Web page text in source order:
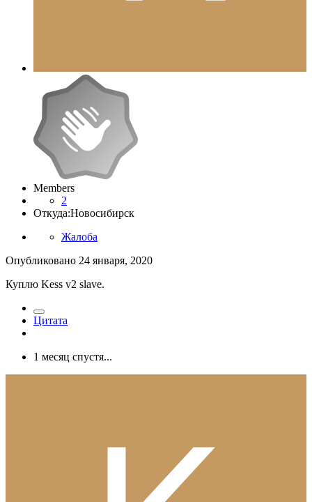
Members
2
Откуда:Новосибирск
Жалоба
Опубликовано 24 января, 2020
Куплю Kess v2 slave.
Цитата
1 месяц спустя...